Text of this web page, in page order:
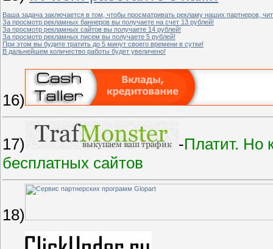
Ваша задача заключается в том, чтобы просматривать рекламу наших
За просмотр рекламных баннеров вы получаете на счет 13 рублей!
За просмотр рекламных сайтов вы получаете 14 рублей!
За просмотр рекламных писем вы получаете 5 рублей!
При этом вы будите тратить до 5 минут своего времени в сутки!
В дальнейшем количество работы будет увеличено!
16)
17) -Платит. Но
бесплатных сайтов
18)